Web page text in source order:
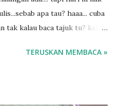
apa tau? haaa... cuba
tak kalau baca tajuk tu? kalau
ANAK AKU ....adoiiii
TERUSKAN MEMBACA »